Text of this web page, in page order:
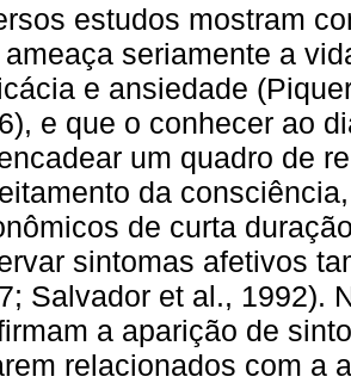
estudos mostram
ameaça seriamente a
e ansiedade
e que o conhecer ao
um quadro de
da
de curta
sintomas afetivos
Salvador et al., 1992).
a aparição de
relacionados com a